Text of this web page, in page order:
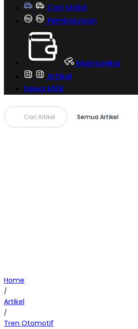
Cari Mobil
Pembiayaan
MoInspeksi
Artikel
Sewa Milik
Cari Artikel Semua Artikel
Home
/
Artikel
/
Tren Otomotif